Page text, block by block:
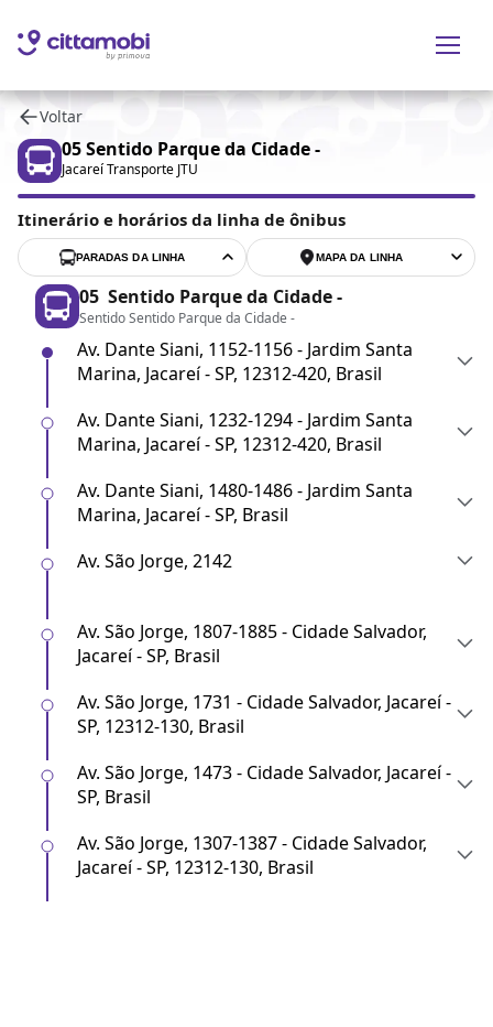
Voltar
05Sentido Parque da Cidade -
Jacareí Transporte JTU
Itinerário e horários da linha de ônibus
PARADAS DA LINHA MAPA DA LINHA
05 Sentido Parque da Cidade -
Sentido Sentido Parque da Cidade -
Av. Dante Siani, 1152-1156 - Jardim Santa
Marina, Jacareí - SP, 12312-420, Brasil
Av. Dante Siani, 1232-1294 - Jardim Santa
Marina, Jacareí - SP, 12312-420, Brasil
Av. Dante Siani, 1480-1486 - Jardim Santa
Marina, Jacareí - SP, Brasil
Av. São Jorge, 2142
Av. São Jorge, 1807-1885 - Cidade Salvador,
Jacareí - SP, Brasil
Av. São Jorge, 1731 - Cidade Salvador, Jacareí -
SP, 12312-130, Brasil
Av. São Jorge, 1473 - Cidade Salvador, Jacareí -
SP, Brasil
Av. São Jorge, 1307-1387 - Cidade Salvador,
Jacareí - SP, 12312-130, Brasil